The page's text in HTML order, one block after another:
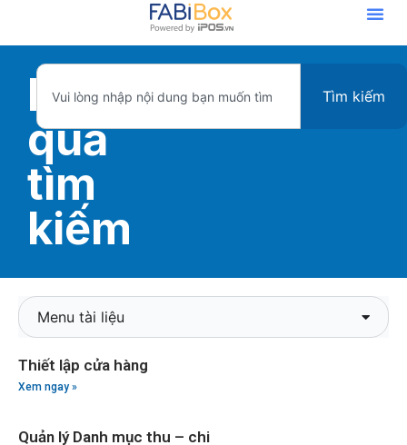
Kết
quả
tìm
kiếm
Tìm kiếm
Menu tài liệu
Thiết lập cửa hàng
Xem ngay »
Quản lý Danh mục thu – chi